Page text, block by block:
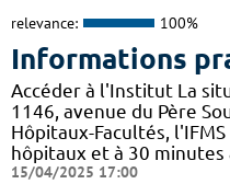
relevance: 100%
Informations
Accéder à l'Institut La
1146, avenue du Père
Hôpitaux-Facultés,
hôpitaux et à 30 minutes
15/04/2025 17:00